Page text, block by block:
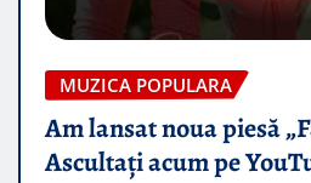
MUZICA POPULARA
Am lansat noua piesă
Ascultați acum pe